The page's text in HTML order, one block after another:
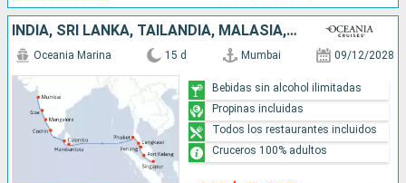
INDIA, SRI LANKA, TAILANDIA, MALASIA, SINGAPUR
Oceania Marina 15 d Mumbai 09/12/2028
Bebidas sin alcohol ilimitadas
Propinas incluidas
Todos los restaurantes incluidos
Cruceros 100% adultos